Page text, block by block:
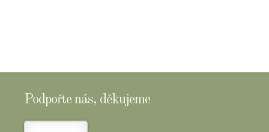
Podpořte nás, děkujeme